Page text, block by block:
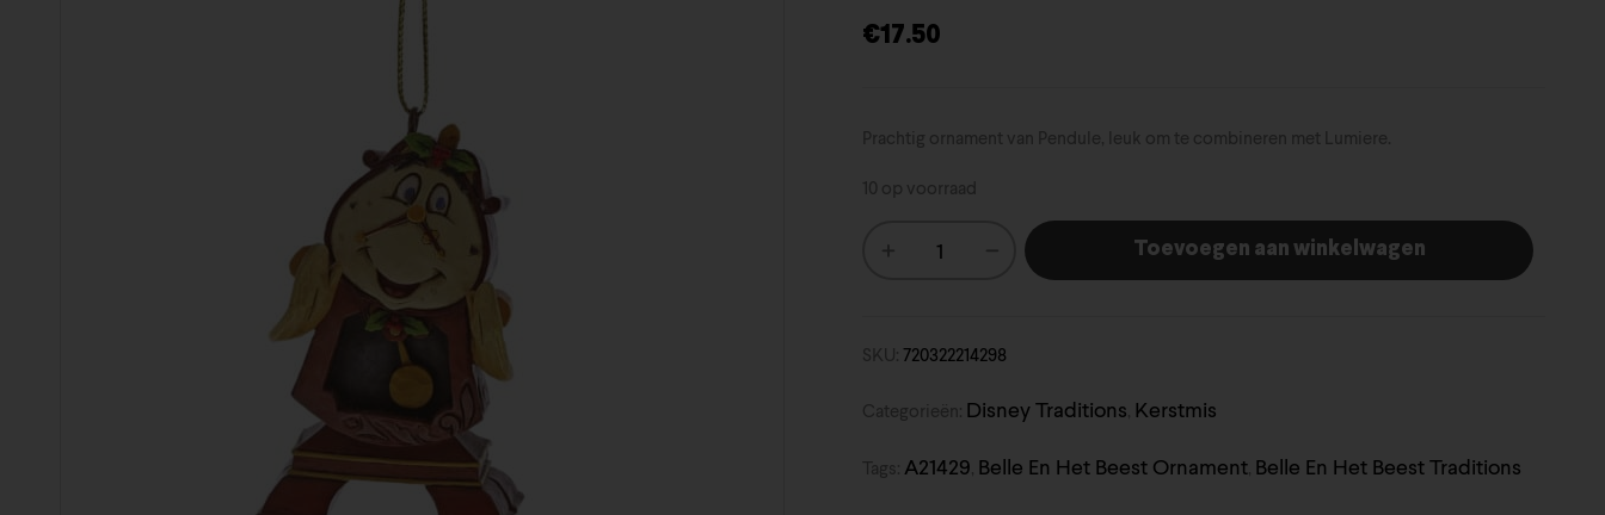
€17.50
Prachtig ornament van Pendule, leuk om te combineren met Lumiere.
10 op voorraad
Toevoegen aan winkelwagen
SKU: 720322214298
Categorieën: Disney Traditions Kerstmis
Tags: A21429 Belle En Het Beest Ornament Belle En Het Beest Traditions